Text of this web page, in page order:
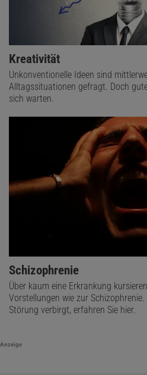
Kreativität
Unkonventionelle Ideen sind
Alltagssituationen gefragt. Doch
sich warten.
Schizophrenie
Über kaum eine Erkrankung
Vorstellungen wie zur
Störung verbirgt, erfahren Sie hier.
Anzeige